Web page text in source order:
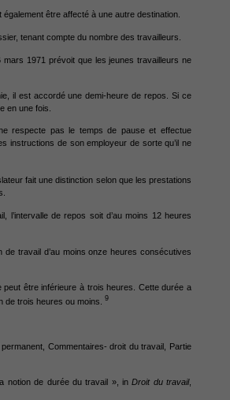
être affecté à une autre destination.
tenant compte du nombre des travailleurs.
mars 1971 prévoit que les jeunes travailleurs ne
il est accordé une demi-heure de repos. Si ce
en une fois.
respecte pas le temps de pause et effectue
instructions de son employeur de sorte qu’il ne
fait une distinction selon que les prestations
l’intervalle de repos soit d’au moins 12 heures
travail d’au moins onze heures consécutives
être inférieure à trois heures. Cette durée a
de trois heures ou moins.
9
Commentaires- droit du travail, Partie
notion de durée du travail », in Droit du travail,